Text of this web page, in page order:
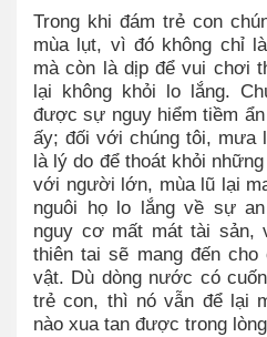
Trong khi đám trẻ con
mùa lụt, vì đó không chỉ
mà còn là dịp để vui chơi
lại không khỏi lo lắng.
được sự nguy hiểm tiềm
ấy; đối với chúng tôi, mưa
là lý do để thoát khỏi
với người lớn, mùa lũ lại
nguôi họ lo lắng về sự
nguy cơ mất mát tài sản,
thiên tai sẽ mang đến
vật. Dù dòng nước có
trẻ con, thì nó vẫn để lại
nào xua tan được trong